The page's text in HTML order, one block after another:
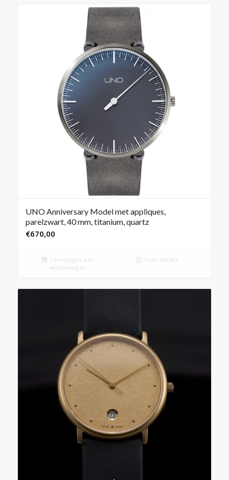
UNO Anniversary Model met appliques,
parelzwart, 40 mm, titanium, quartz
€670,00
Toevoegen aan
winkelwagen
Toon details